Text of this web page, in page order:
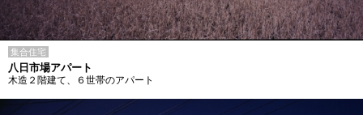
集合住宅
八日市場アパート
木造２階建て、６世帯のアパート